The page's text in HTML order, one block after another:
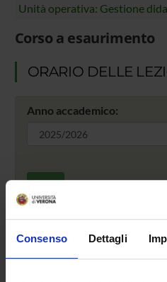
Consenso Dettagli
Unità operativa: Gestione
Corso a esaurimento
ORARIO DELLE
Anno accademico:
Cerca
Vai all'orario delle